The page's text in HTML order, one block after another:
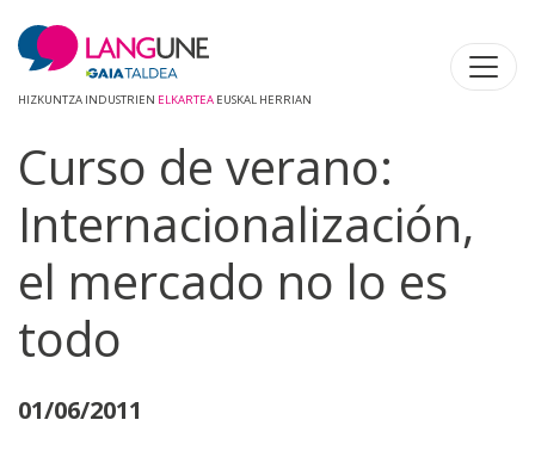
HIZKUNTZA INDUSTRIEN ELKARTEA EUSKAL HERRIAN
Curso de verano:
Internacionalización,
el mercado no lo es
todo
01/06/2011